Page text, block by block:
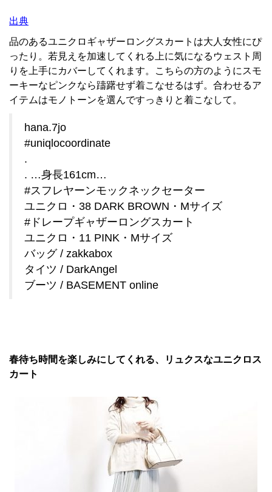
出典
品のあるユニクロギャザーロングスカートは大人女性にぴ
ったり。若見えを加速してくれる上に気になるウェスト周
りを上手にカバーしてくれます。こちらの方のようにスモ
ーキーなピンクなら躊躇せず着こなせるはず。合わせるア
イテムはモノトーンを選んですっきりと着こなして。
hana.7jo
#uniqlocoordinate
.
. …身長161cm…
#スフレヤーンモックネックセーター
ユニクロ・38 DARK BROWN・Mサイズ
#ドレープギャザーロングスカート
ユニクロ・11 PINK・Mサイズ
バッグ / zakkabox
タイツ / DarkAngel
ブーツ / BASEMENT online
春待ち時間を楽しみにしてくれる、リュクスなユニクロス
カート